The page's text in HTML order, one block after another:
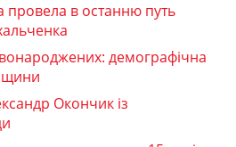
провела в останню путь
демографічна
Окончик із